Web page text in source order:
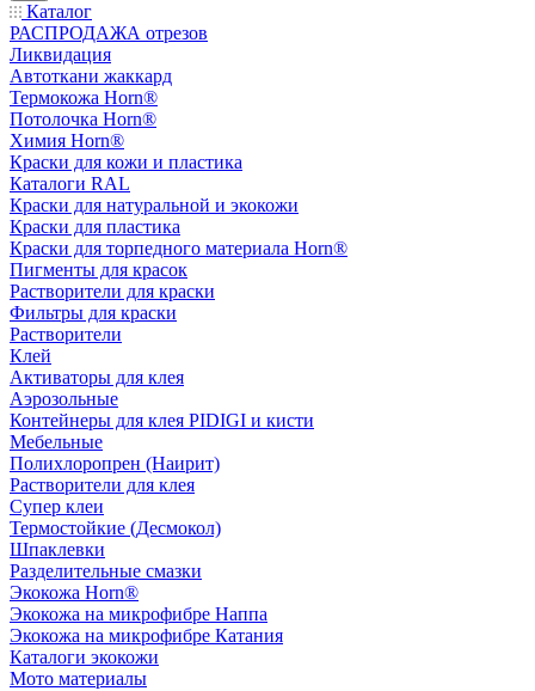
Каталог
РАСПРОДАЖА отрезов
Ликвидация
Автоткани жаккард
Термокожа Horn®
Потолочка Horn®
Химия Horn®
Краски для кожи и пластика
Каталоги RAL
Краски для натуральной и экокожи
Краски для пластика
Краски для торпедного материала Horn®
Пигменты для красок
Растворители для краски
Фильтры для краски
Растворители
Клей
Активаторы для клея
Аэрозольные
Контейнеры для клея PIDIGI и кисти
Мебельные
Полихлоропрен (Наирит)
Растворители для клея
Супер клеи
Термостойкие (Десмокол)
Шпаклевки
Разделительные смазки
Экокожа Horn®
Экокожа на микрофибре Наппа
Экокожа на микрофибре Катания
Каталоги экокожи
Мото материалы